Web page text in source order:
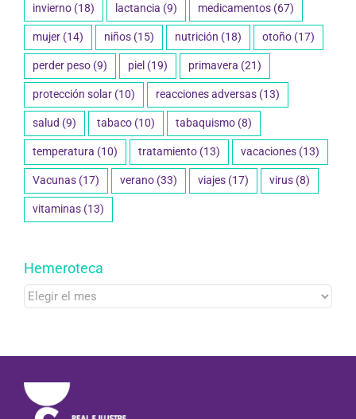
invierno (18) lactancia (9) medicamentos (67)
mujer (14) niños (15) nutrición (18) otoño (17)
perder peso (9) piel (19) primavera (21)
protección solar (10) reacciones adversas (13)
salud (9) tabaco (10) tabaquismo (8)
temperatura (10) tratamiento (13) vacaciones (13)
Vacunas (17) verano (33) viajes (17) virus (8)
vitaminas (13)
Hemeroteca
Hemeroteca